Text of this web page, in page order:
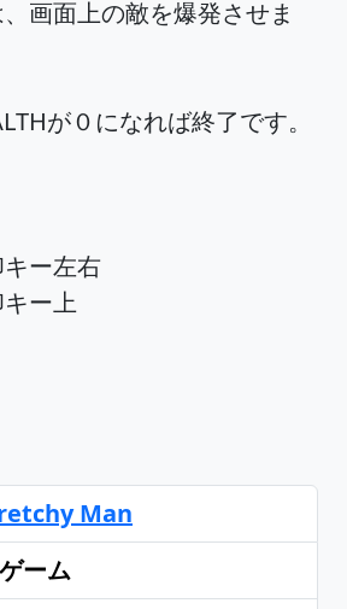
画面上の敵を爆発させま
が０になれば終了です。
ー左右
ー上
Man
ーム